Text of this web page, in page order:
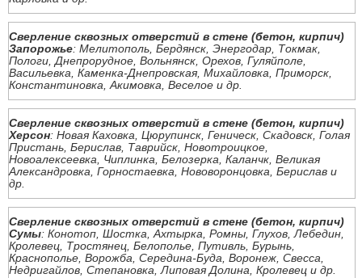
Сверление сквозных отверстий в стене (бетон, кирпич)
Запорожье: Мелитополь, Бердянск, Энергодар, Токмак,
Пологи, Днепрорудное, Вольнянск, Орехов, Гуляйполе,
Васильевка, Каменка-Днепровская, Михайловка, Приморск,
Константиновка, Акимовка, Веселое и др.
Сверление сквозных отверстий в стене (бетон, кирпич)
Херсон: Новая Каховка, Цюрупинск, Геническ, Скадовск, Голая
Пристань, Берислав, Таврийск, Новотроицкое,
Новоалексеевка, Чиплинка, Белозерка, Каланчк, Великая
Александровка, Горностаевка, Нововоронцовка, Берислав и
др.
Сверление сквозных отверстий в стене (бетон, кирпич)
Сумы: Конотоп, Шостка, Ахтырка, Ромны, Глухов, Лебедин,
Кролевец, Тростянец, Белополье, Путивль, Бурынь,
Краснополье, Ворожба, Середина-Буда, Воронеж, Свесса,
Недригайлов, Степановка, Липовая Долина, Кролевец и др.